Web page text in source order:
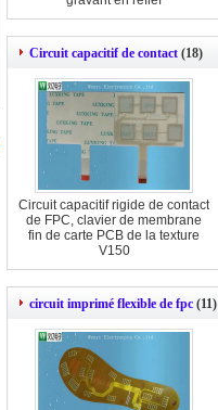
Circuit capacitif de contact (18)
Circuit capacitif rigide de contact
de FPC, clavier de membrane
fin de carte PCB de la texture
V150
circuit imprimé flexible de fpc (11)